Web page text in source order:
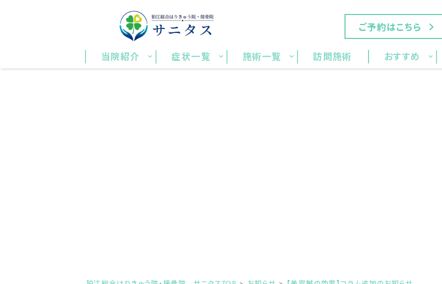
ご予約はこちら
当院紹介 症状一覧 施術一覧 訪問施術 おすすめ